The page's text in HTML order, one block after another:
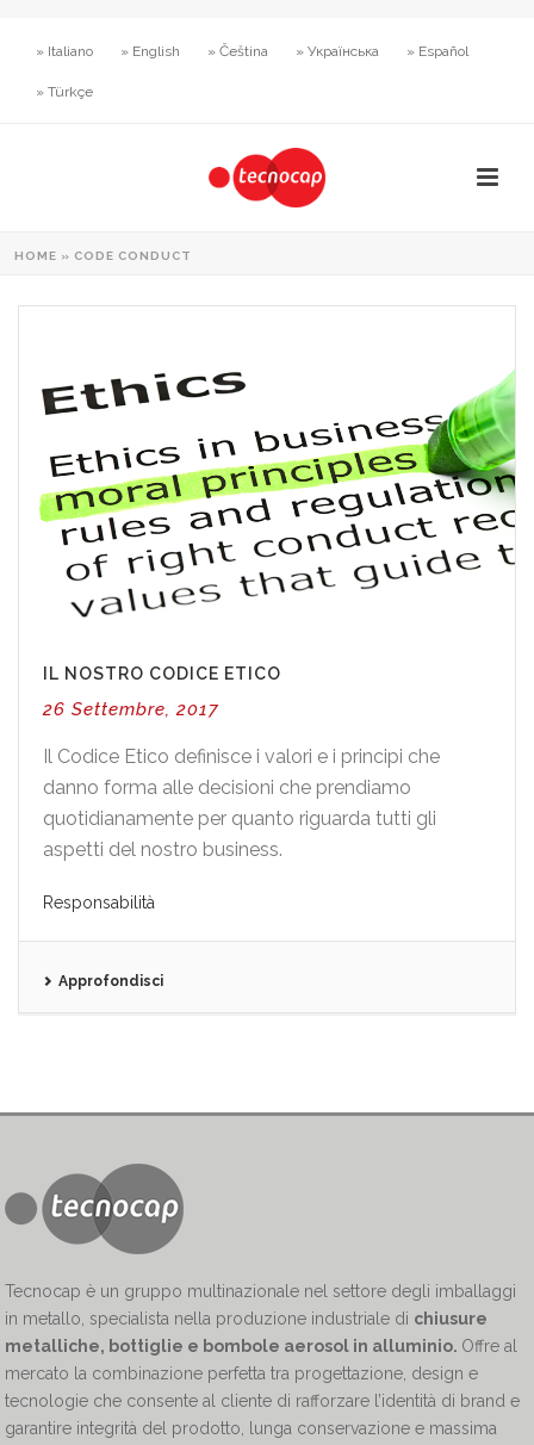
» Italiano » English » Čeština » Українська » Español
» Türkçe
HOME » CODE CONDUCT
IL NOSTRO CODICE ETICO
26 Settembre, 2017
Il Codice Etico definisce i valori e i principi che
danno forma alle decisioni che prendiamo
quotidianamente per quanto riguarda tutti gli
aspetti del nostro business.
Responsabilità
Approfondisci
Tecnocap è un gruppo multinazionale nel settore degli imballaggi
in metallo, specialista nella produzione industriale di chiusure
metalliche, bottiglie e bombole aerosol in alluminio. Offre al
mercato la combinazione perfetta tra progettazione, design e
tecnologie che consente al cliente di rafforzare l’identità di brand e
garantire integrità del prodotto, lunga conservazione e massima